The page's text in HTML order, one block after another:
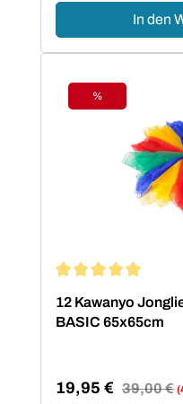
In den
Rabatt
%
12 Kawanyo
BASIC 65x65cm
Verkaufspreis:
19,95 € Regulärer
39,00 €